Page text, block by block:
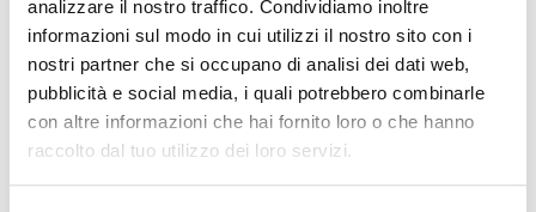
analizzare il nostro traffico. Condividiamo inoltre
informazioni sul modo in cui utilizzi il nostro sito con i
nostri partner che si occupano di analisi dei dati web,
pubblicità e social media, i quali potrebbero combinarle
con altre informazioni che hai fornito loro o che hanno
raccolto dal tuo utilizzo dei loro servizi.
TDS / Scheda tecnica
Registrati per i download
COA
Registrati per i download
SDS / Scheda di
Sicurezza
Registrati per i download